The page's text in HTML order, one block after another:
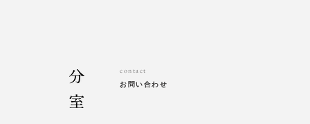
contact
お問い合わせ
お問い合わせ